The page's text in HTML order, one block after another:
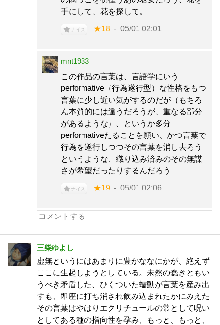
手にして、花を探して。
ナイス ★18 05/01 02:01
mnt1983
この作品の言葉は、言語学にいう
performative（行為遂行型）な性格をもつ
言葉に少し近い気がするのだが（もちろ
ん本質的には違うだろうが、重なる部分
があるような）、というか多分
performativeたることを願い、かつ言葉で
行為を遂行しつつその言葉を消し去ろう
というような、織り込み済みのその無謀
さが希望だったりするんだろう
ナイス ★19 05/01 02:06
三柴ゆよし
虚無というにはあまりに豊かななにかが、絶えず
ここに生起しようとしている。未然の蠢きともい
うべき矛盾した、ひくついた蠕動が言葉を産み出
すも、即座に打ち消され飲み込まれたかにみえた
その言葉はやはりエクリチュールの常として呪い
としてある種の指向性を孕み、もっと、もっと、